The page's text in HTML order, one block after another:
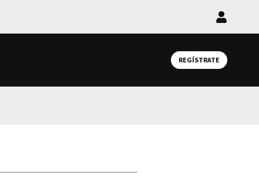
Iniciar
REGÍSTRATE